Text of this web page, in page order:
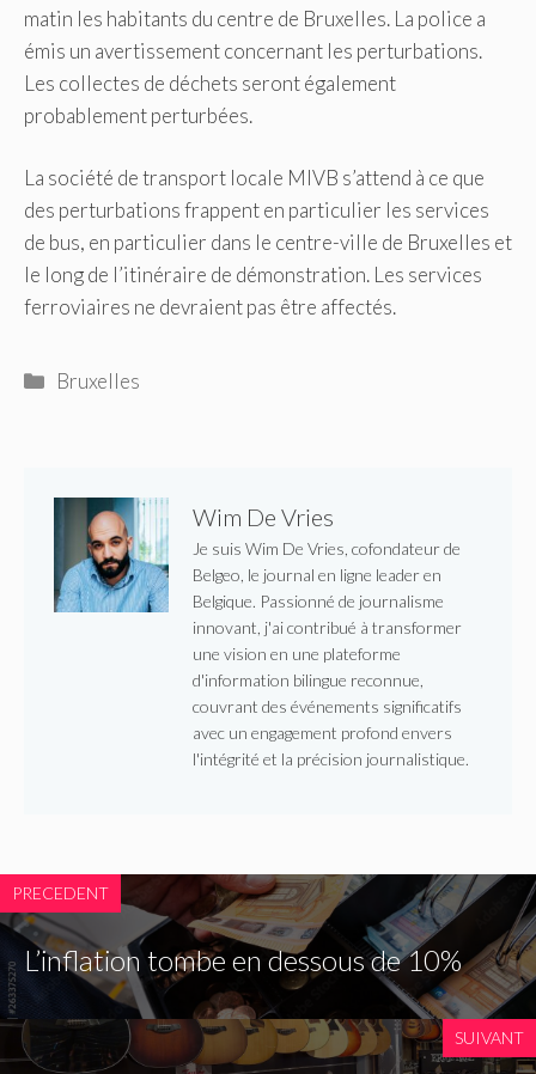
matin les habitants du centre de Bruxelles. La police a
émis un avertissement concernant les perturbations.
Les collectes de déchets seront également
probablement perturbées.
La société de transport locale MIVB s’attend à ce que
des perturbations frappent en particulier les services
de bus, en particulier dans le centre-ville de Bruxelles et
le long de l’itinéraire de démonstration. Les services
ferroviaires ne devraient pas être affectés.
Catégories
Bruxelles
Wim De Vries
Je suis Wim De Vries, cofondateur de
Belgeo, le journal en ligne leader en
Belgique. Passionné de journalisme
innovant, j'ai contribué à transformer
une vision en une plateforme
d'information bilingue reconnue,
couvrant des événements significatifs
avec un engagement profond envers
l'intégrité et la précision journalistique.
PRECEDENT
L’inflation tombe en dessous de 10%
SUIVANT